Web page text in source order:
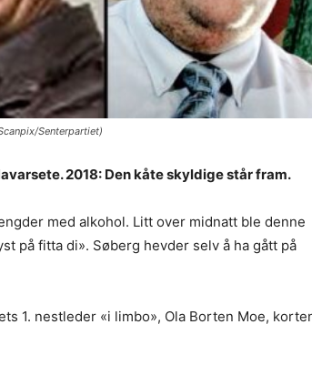
Senterpartiet)
2018: Den kåte skyldige står fram.
med alkohol. Litt over midnatt ble denne
på fitta di». Søberg hevder selv å ha gått på
1. nestleder «i limbo», Ola Borten Moe,